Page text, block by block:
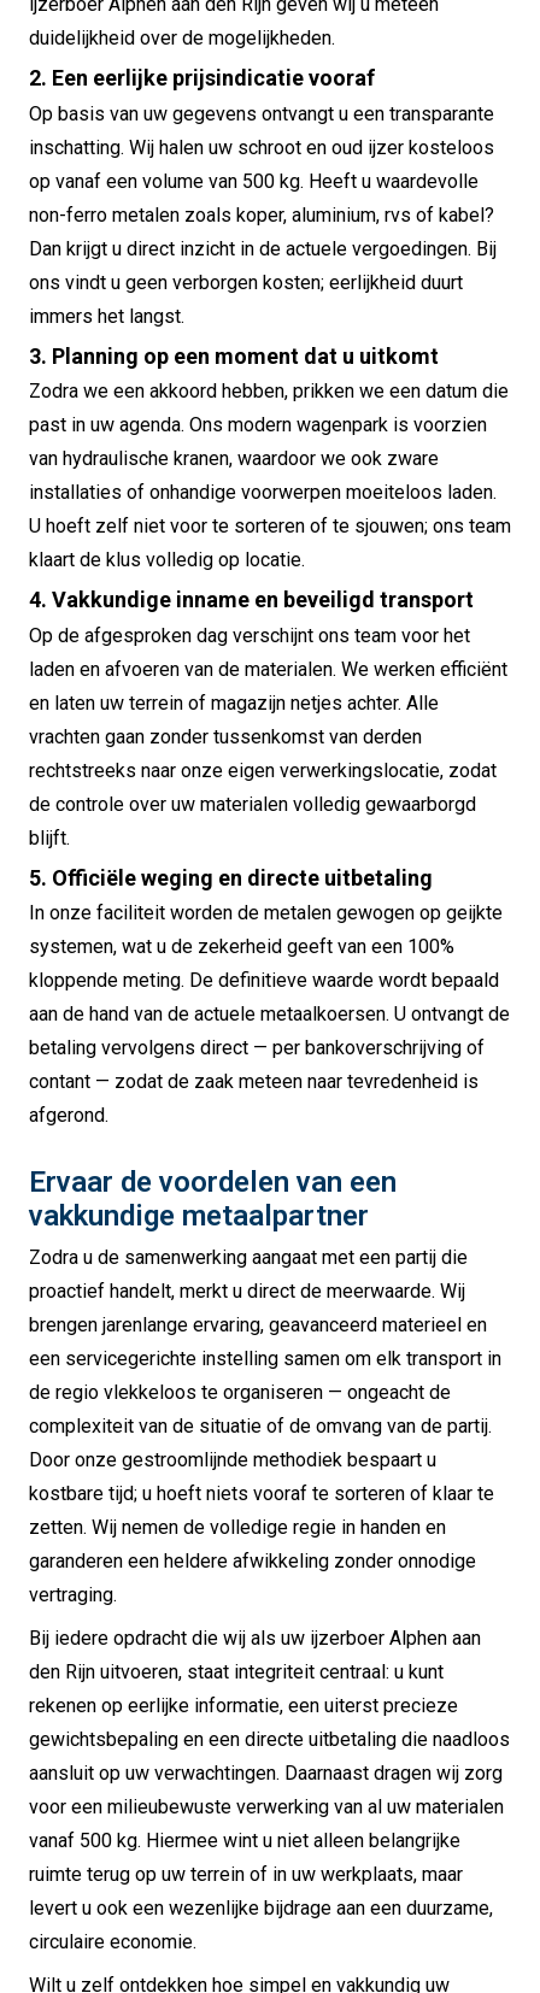
ijzerboer Alphen aan den Rijn geven wij u meteen
duidelijkheid over de mogelijkheden.
2. Een eerlijke prijsindicatie vooraf
Op basis van uw gegevens ontvangt u een transparante
inschatting. Wij halen uw schroot en oud ijzer kosteloos
op vanaf een volume van 500 kg. Heeft u waardevolle
non-ferro metalen zoals koper, aluminium, rvs of kabel?
Dan krijgt u direct inzicht in de actuele vergoedingen. Bij
ons vindt u geen verborgen kosten; eerlijkheid duurt
immers het langst.
3. Planning op een moment dat u uitkomt
Zodra we een akkoord hebben, prikken we een datum die
past in uw agenda. Ons modern wagenpark is voorzien
van hydraulische kranen, waardoor we ook zware
installaties of onhandige voorwerpen moeiteloos laden.
U hoeft zelf niet voor te sorteren of te sjouwen; ons team
klaart de klus volledig op locatie.
4. Vakkundige inname en beveiligd transport
Op de afgesproken dag verschijnt ons team voor het
laden en afvoeren van de materialen. We werken efficiënt
en laten uw terrein of magazijn netjes achter. Alle
vrachten gaan zonder tussenkomst van derden
rechtstreeks naar onze eigen verwerkingslocatie, zodat
de controle over uw materialen volledig gewaarborgd
blijft.
5. Officiële weging en directe uitbetaling
In onze faciliteit worden de metalen gewogen op geijkte
systemen, wat u de zekerheid geeft van een 100%
kloppende meting. De definitieve waarde wordt bepaald
aan de hand van de actuele metaalkoersen. U ontvangt de
betaling vervolgens direct — per bankoverschrijving of
contant — zodat de zaak meteen naar tevredenheid is
afgerond.
Ervaar de voordelen van een
vakkundige metaalpartner
Zodra u de samenwerking aangaat met een partij die
proactief handelt, merkt u direct de meerwaarde. Wij
brengen jarenlange ervaring, geavanceerd materieel en
een servicegerichte instelling samen om elk transport in
de regio vlekkeloos te organiseren — ongeacht de
complexiteit van de situatie of de omvang van de partij.
Door onze gestroomlijnde methodiek bespaart u
kostbare tijd; u hoeft niets vooraf te sorteren of klaar te
zetten. Wij nemen de volledige regie in handen en
garanderen een heldere afwikkeling zonder onnodige
vertraging.
Bij iedere opdracht die wij als uw ijzerboer Alphen aan
den Rijn uitvoeren, staat integriteit centraal: u kunt
rekenen op eerlijke informatie, een uiterst precieze
gewichtsbepaling en een directe uitbetaling die naadloos
aansluit op uw verwachtingen. Daarnaast dragen wij zorg
voor een milieubewuste verwerking van al uw materialen
vanaf 500 kg. Hiermee wint u niet alleen belangrijke
ruimte terug op uw terrein of in uw werkplaats, maar
levert u ook een wezenlijke bijdrage aan een duurzame,
circulaire economie.
Wilt u zelf ontdekken hoe simpel en vakkundig uw